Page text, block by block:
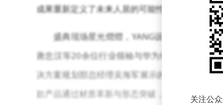
成果重新定义了未来人居的可能性。
盛典现场星光熠熠，YANG设计集团创始人
唐忠汉等20余位行业领袖与华为终端BG IoT产
决方案规划部总经理吴海军展示的路由X3 Pro"
款产品通过材质革新与形态突破，实现了智能设
关注公